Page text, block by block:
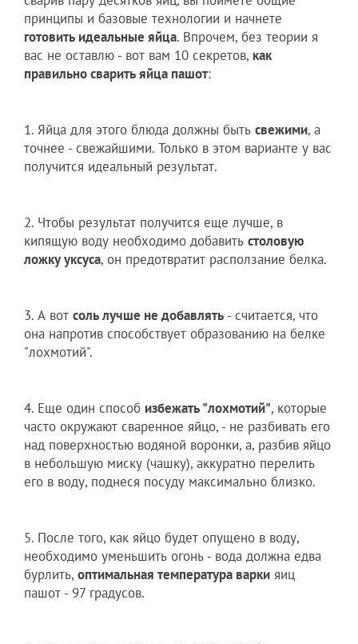
принципы и базовые технологии и начнете
готовить идеальные яйца. Впрочем, без теории я
вас не оставлю - вот вам 10 секретов, как
правильно сварить яйца пашот:
1. Яйца для этого блюда должны быть свежими, а
точнее - свежайшими. Только в этом варианте у вас
получится идеальный результат.
2. Чтобы результат получится еще лучше, в
кипящую воду необходимо добавить столовую
ложку уксуса, он предотвратит расползание белка.
3. А вот соль лучше не добавлять - считается, что
она напротив способствует образованию на белке
"лохмотий".
4. Еще один способ избежать "лохмотий", которые
часто окружают сваренное яйцо, - не разбивать его
над поверхностью водяной воронки, а, разбив яйцо
в небольшую миску (чашку), аккуратно перелить
его в воду, поднеся посуду максимально близко.
5. После того, как яйцо будет опущено в воду,
необходимо уменьшить огонь - вода должна едва
бурлить, оптимальная температура варки яиц
пашот - 97 градусов.